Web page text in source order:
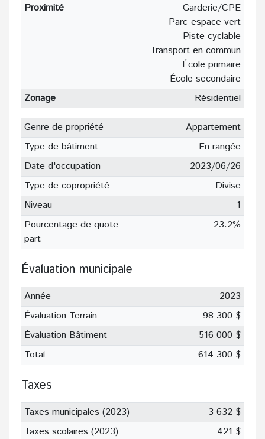
Proximité
Garderie/CPE
Parc-espace vert
Piste cyclable
Transport en commun
École primaire
École secondaire
Zonage
Résidentiel
Genre de propriété
Appartement
Type de bâtiment
En rangée
Date d'occupation
2023/06/26
Type de copropriété
Divise
Niveau
1
Pourcentage de quote-
part
23.2%
Évaluation municipale
Année
2023
Évaluation Terrain
98 300 $
Évaluation Bâtiment
516 000 $
Total
614 300 $
Taxes
Taxes municipales (2023)
3 632 $
Taxes scolaires (2023)
421 $